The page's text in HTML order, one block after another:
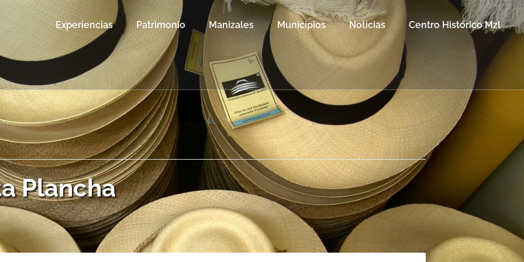
Experiencias Patrimonio Manizales Municipios Noticias Centro Histórico Mzl
Plancha